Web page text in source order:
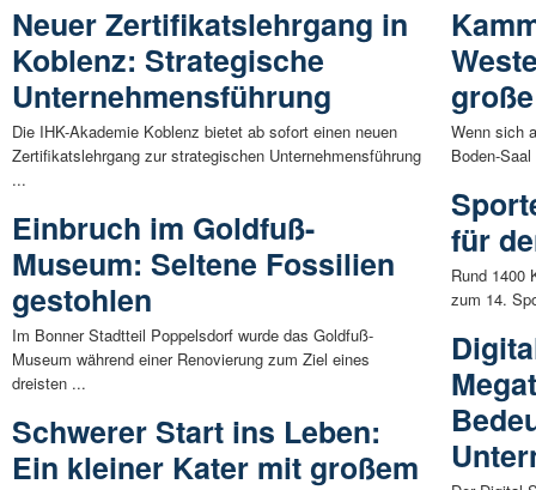
Neuer Zertifikatslehrgang in
Koblenz: Strategische
Unternehmensführung
Die IHK-Akademie Koblenz bietet ab sofort einen neuen
Zertifikatslehrgang zur strategischen Unternehmensführung
...
Einbruch im Goldfuß-
Museum: Seltene Fossilien
gestohlen
Im Bonner Stadtteil Poppelsdorf wurde das Goldfuß-
Museum während einer Renovierung zum Ziel eines
dreisten ...
Schwerer Start ins Leben:
Ein kleiner Kater mit großem
Wenn sich
Boden-
für
Rund 1400
zum 14.